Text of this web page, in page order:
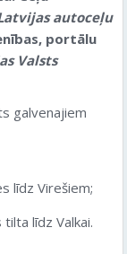
autoceļu
portālu
Valsts
galvenajiem
līdz Virešiem;
līdz Valkai.